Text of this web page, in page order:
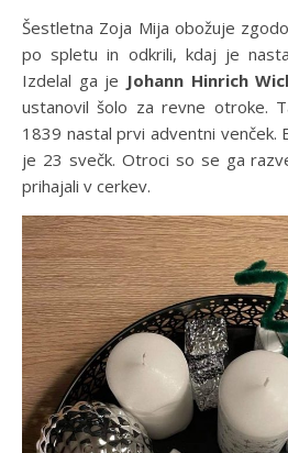
Šestletna Zoja Mija obožuje
po spletu in odkrili, kdaj je
Izdelal ga je Johann Hinrich
ustanovil šolo za revne otroke.
1839 nastal prvi adventni venček.
je 23 svečk. Otroci so se ga
prihajali v cerkev.